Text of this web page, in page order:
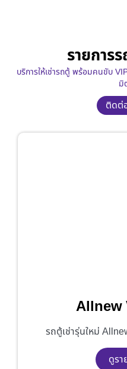
รายการร
บริการให้เช่ารถตู้ พร้อมคนขับ
มิ
ติดต่
Allnew
รถตู้เช่ารุ่นใหม่
ดูรา